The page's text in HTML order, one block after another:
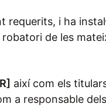
i ha
de les
així com els
a responsable